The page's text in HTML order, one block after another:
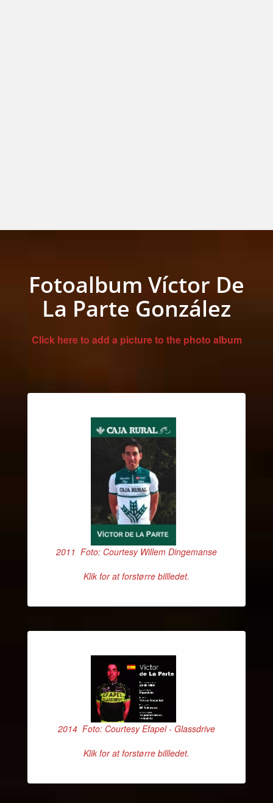
Fotoalbum Víctor De
La Parte González
Click here to add a picture to the photo album
2011 Foto: Courtesy Willem Dingemanse
Klik for at forstørre billledet.
2014 Foto: Courtesy Efapel - Glassdrive
Klik for at forstørre billledet.